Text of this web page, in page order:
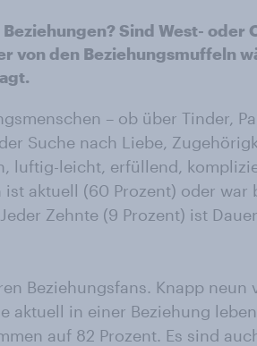
Sind West- oder
von den Beziehungsmuffeln
– ob über Tinder,
Suche nach Liebe,
luftig-leicht, erfüllend,
aktuell (60 Prozent) oder war
Zehnte (9 Prozent) ist
Beziehungsfans. Knapp neun
aktuell in einer Beziehung
auf 82 Prozent. Es sind